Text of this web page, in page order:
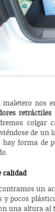
nos
colgar
de un
hay forma de
calidad
un
y pocos
una altura al